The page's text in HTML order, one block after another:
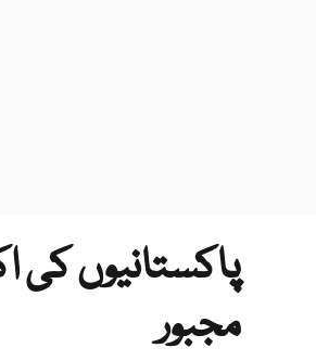
پاکستانیوں
مجبور